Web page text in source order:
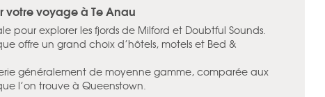
votre voyage à Te Anau
pour explorer les fjords de Milford et Doubtful Sounds.
offre un grand choix d’hôtels, motels et Bed &
généralement de moyenne gamme, comparée aux
l’on trouve à Queenstown.